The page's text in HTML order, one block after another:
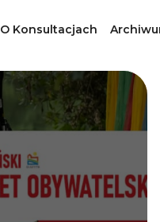
O Konsultacjach